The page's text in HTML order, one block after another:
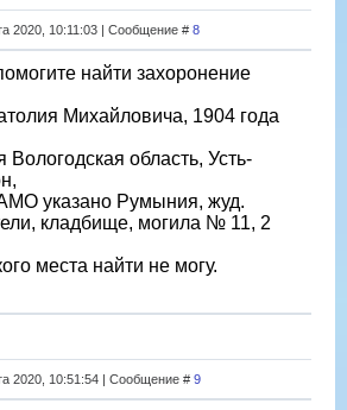
2020, 10:11:03 | Сообщение # 8
найти захоронение
Михайловича, 1904 года
область, Усть-
указано Румыния, жуд.
кладбище, могила № 11, 2
места найти не могу.
2020, 10:51:54 | Сообщение # 9